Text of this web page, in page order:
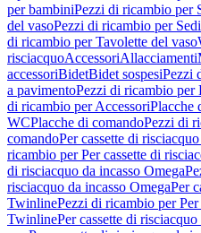
per bambiniPezzi di ricambio per
del vasoPezzi di ricambio per
di ricambio per Tavolette del vaso
risciacquoAccessoriAllacciamenti
accessoriBidetBidet sospesiPezzi
a pavimentoPezzi di ricambio per
di ricambio per AccessoriPlacche
WCPlacche di comandoPezzi di
comandoPer cassette di
ricambio per Per cassette di
di risciacquo da incasso Omega
risciacquo da incasso OmegaPer
TwinlinePezzi di ricambio per
TwinlinePer cassette di